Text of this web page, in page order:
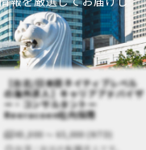
【台北/日本語ネイティブレベル
の海外求人】キャリアアドバイザ
ー・コンサルタントー
Reeracoen社内採用
45,000 〜 65,000 (NTD)